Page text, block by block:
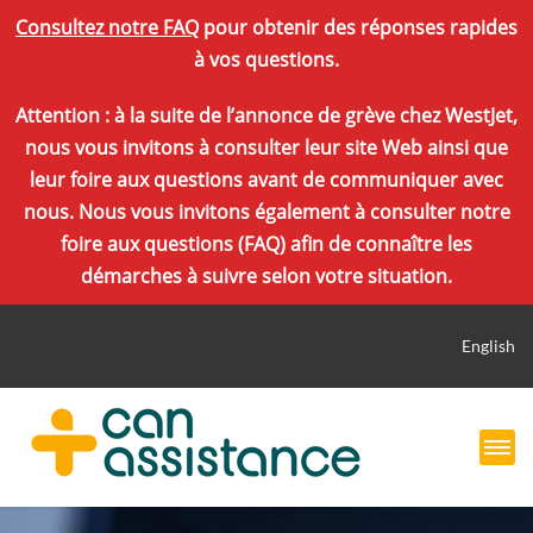
Consultez notre FAQpour obtenir des réponses rapides
à vos questions.
Attention : à la suite de l’annonce de grève chez WestJet,
nous vous invitons à consulter leur site Web ainsi que
leur foire aux questions avant de communiquer avec
nous. Nous vous invitons également à consulter notre
foire aux questions (FAQ) afin de connaître les
démarches à suivre selon votre situation.
English